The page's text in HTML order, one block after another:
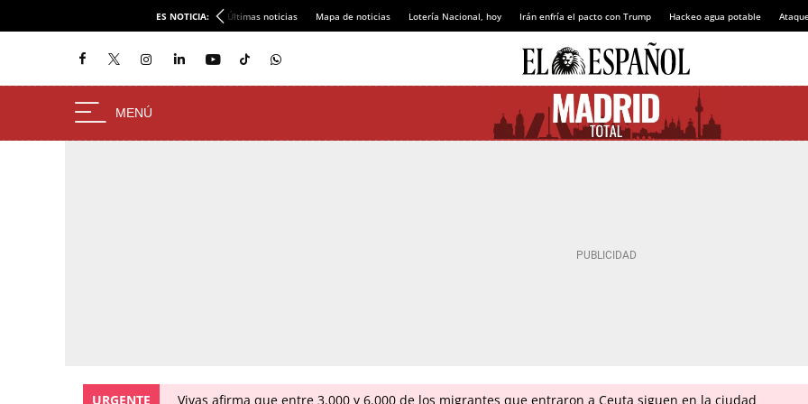
ES NOTICIA: Últimas noticias Mapa de noticias Lotería Nacional, hoy Irán enfría el pacto con Trump Hackeo agua potable
URGENTE Vivas afirma que entre 3.000 y 6.000 de los migrantes que entraron a Ceuta siguen en la ciudad